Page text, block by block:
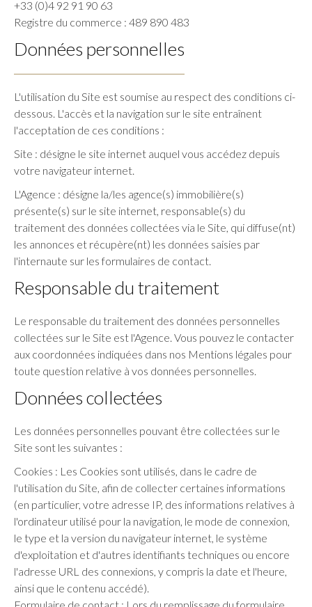
+33 (0)4 92 91 90 63
Registre du commerce : 489 890 483
Données personnelles
L'utilisation du Site est soumise au respect des conditions ci-
dessous. L'accès et la navigation sur le site entraînent
l'acceptation de ces conditions :
Site : désigne le site internet auquel vous accédez depuis
votre navigateur internet.
L'Agence : désigne la/les agence(s) immobilière(s)
présente(s) sur le site internet, responsable(s) du
traitement des données collectées via le Site, qui diffuse(nt)
les annonces et récupère(nt) les données saisies par
l'internaute sur les formulaires de contact.
Responsable du traitement
Le responsable du traitement des données personnelles
collectées sur le Site est l'Agence. Vous pouvez le contacter
aux coordonnées indiquées dans nos Mentions légales pour
toute question relative à vos données personnelles.
Données collectées
Les données personnelles pouvant être collectées sur le
Site sont les suivantes :
Cookies : Les Cookies sont utilisés, dans le cadre de
l'utilisation du Site, afin de collecter certaines informations
(en particulier, votre adresse IP, des informations relatives à
l'ordinateur utilisé pour la navigation, le mode de connexion,
le type et la version du navigateur internet, le système
d'exploitation et d'autres identifiants techniques ou encore
l'adresse URL des connexions, y compris la date et l'heure,
ainsi que le contenu accédé).